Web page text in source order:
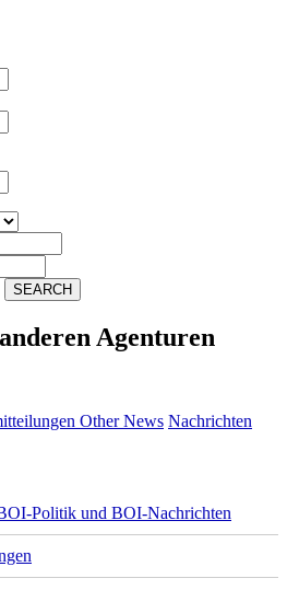
SEARCH
Agenturen
Other News Nachrichten
Politik und BOI-Nachrichten